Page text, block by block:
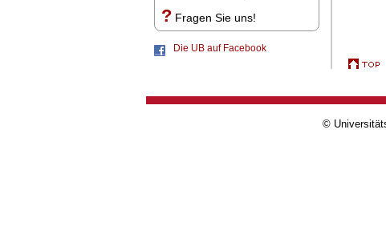
? Fragen Sie uns!
Die UB auf Facebook
©